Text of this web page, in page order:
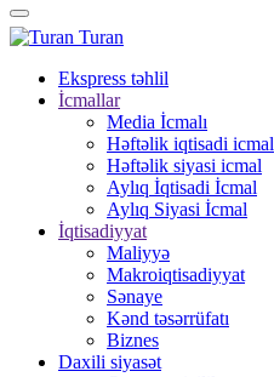
Turan
Ekspress təhlil
İcmallar
Media İcmalı
Həftəlik iqtisadi icmal
Həftəlik siyasi icmal
Aylıq İqtisadi İcmal
Aylıq Siyasi İcmal
İqtisadiyyat
Maliyyə
Makroiqtisadiyyat
Sənaye
Kənd təsərrüfatı
Biznes
Daxili siyasət